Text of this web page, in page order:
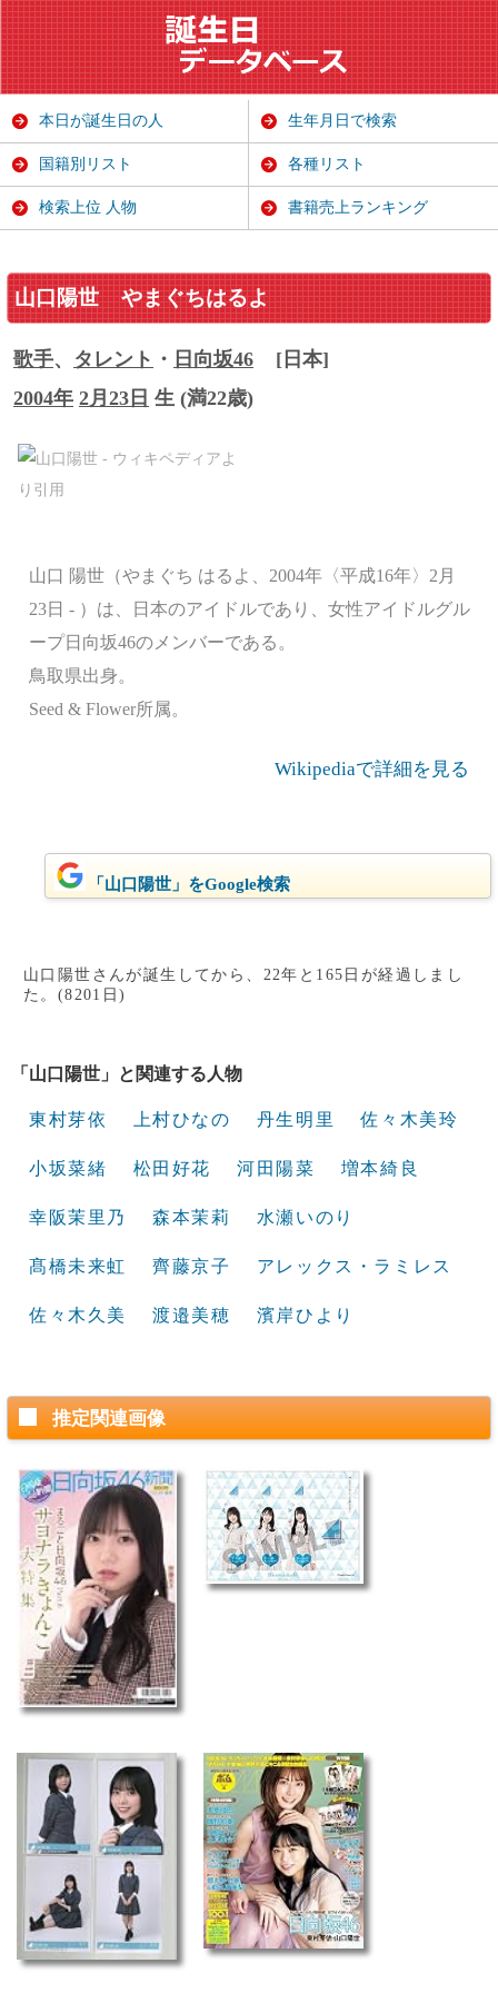
山口陽世 やまぐちはるよ
歌手、 タレント ・ 日向坂46
[日本]
2004年 2月23日 生 (満22歳)
山口 陽世（やまぐち はるよ、2004年〈平成16年〉2月
23日 - ）は、日本のアイドルであり、女性アイドルグル
ープ日向坂46のメンバーである。
鳥取県出身。
Seed & Flower所属。
Wikipediaで詳細を見る
「山口陽世」をGoogle検索
山口陽世さんが誕生してから、22年と165日が経過しまし
た。(8201日)
「山口陽世」と関連する人物
東村芽依 上村ひなの 丹生明里 佐々木美玲
小坂菜緒 松田好花 河田陽菜 増本綺良
幸阪茉里乃 森本茉莉 水瀬いのり
髙橋未来虹 齊藤京子 アレックス・ラミレス
佐々木久美 渡邉美穂 濱岸ひより
推定関連画像
本日が誕生日の人 生年月日で検索
国籍別リスト 各種リスト
検索上位 人物 書籍売上ランキング